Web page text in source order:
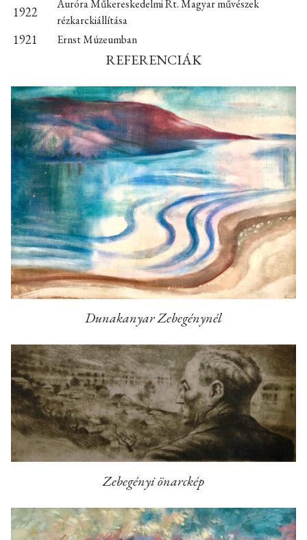
1922
Auróra Műkereskedelmi Rt. Magyar művészek
rézkarckiállítása
1921 Ernst Múzeumban
REFERENCIÁK
Dunakanyar Zebegénynél
Zebegényi önarckép